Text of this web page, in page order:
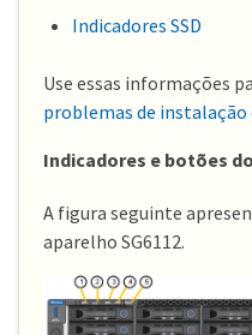
Indicadores SSD
Use essas informações
problemas de instalação
Indicadores e botões
A figura seguinte
aparelho SG6112.